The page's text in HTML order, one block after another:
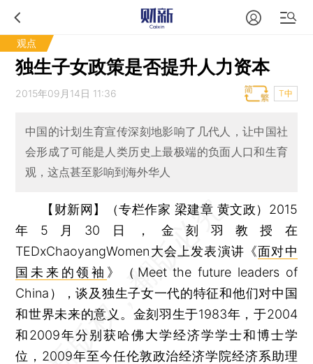
观点
独生子女政策是否提升人力资本
2015年09月14日 11:36 T中
中国的计划生育宣传深刻地影响了几代人，让中国社
会形成了可能是人类历史上最极端的负面人口和生育
观，这点甚至影响到海外华人
【财新网】（专栏作家 梁建章 黄文政） 2015
年5月30日，金刻羽教授在
TEDxChaoyangWomen大会上发表演讲《面对中
国未来的领袖 》（Meet the future leaders of
China），谈及独生子女一代的特征和他们对中国
和世界未来的意义。金刻羽生于1983年，于2004
和2009年分别获哈佛大学经济学学士和博士学
位，2009年至今任伦敦政治经济学院经济系助理